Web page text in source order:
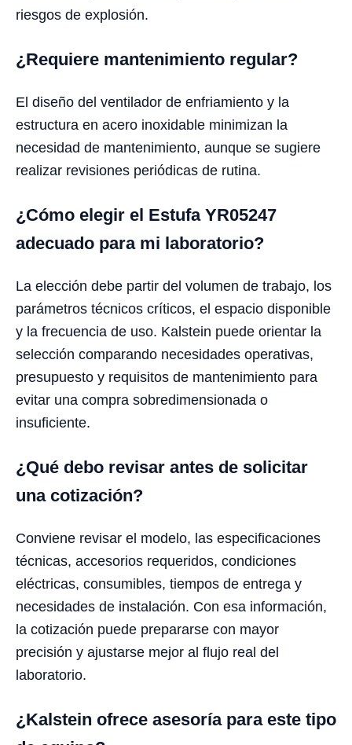
riesgos de explosión.
¿Requiere mantenimiento regular?
El diseño del ventilador de enfriamiento y la
estructura en acero inoxidable minimizan la
necesidad de mantenimiento, aunque se sugiere
realizar revisiones periódicas de rutina.
¿Cómo elegir el Estufa YR05247
adecuado para mi laboratorio?
La elección debe partir del volumen de trabajo, los
parámetros técnicos críticos, el espacio disponible
y la frecuencia de uso. Kalstein puede orientar la
selección comparando necesidades operativas,
presupuesto y requisitos de mantenimiento para
evitar una compra sobredimensionada o
insuficiente.
¿Qué debo revisar antes de solicitar
una cotización?
Conviene revisar el modelo, las especificaciones
técnicas, accesorios requeridos, condiciones
eléctricas, consumibles, tiempos de entrega y
necesidades de instalación. Con esa información,
la cotización puede prepararse con mayor
precisión y ajustarse mejor al flujo real del
laboratorio.
¿Kalstein ofrece asesoría para este tipo